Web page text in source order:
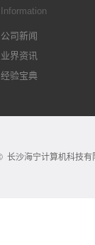
Information
公司新闻
业界资讯
经验宝典
长沙海宁计算机科技